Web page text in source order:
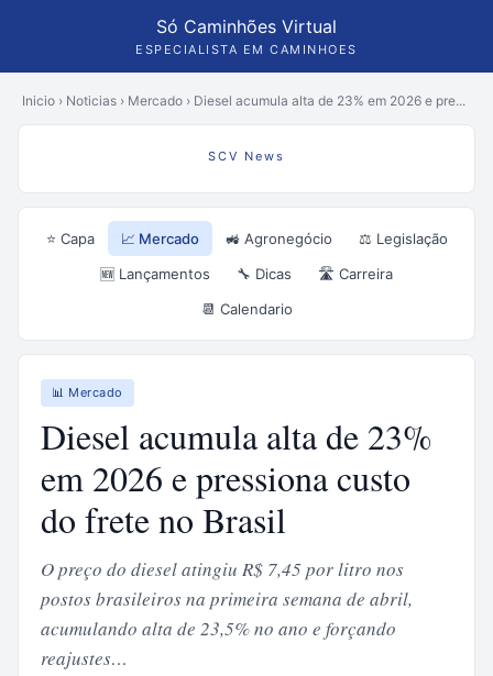
Só Caminhões Virtual
ESPECIALISTA EM CAMINHOES
Inicio › Noticias › Mercado › Diesel acumula alta de 23% em 2026 e pre...
SCV News
⭐ Capa 📈 Mercado 🚜 Agronegócio
⚖️ Legislação
🆕 Lançamentos
🔧 Dicas
🛣️ Carreira
📆 Calendario
📊 Mercado
Diesel acumula alta de 23%
em 2026 e pressiona custo
do frete no Brasil
O preço do diesel atingiu R$ 7,45 por litro nos
postos brasileiros na primeira semana de abril,
acumulando alta de 23,5% no ano e forçando
reajustes…